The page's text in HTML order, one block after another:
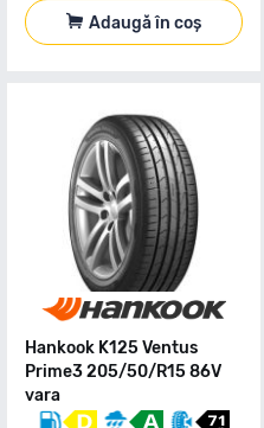
Adaugă în coș
Hankook K125 Ventus
Prime3 205/50/R15 86V
vara